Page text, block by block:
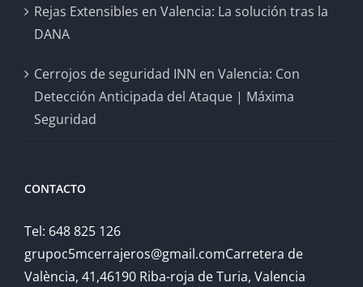
Rejas Extensibles en Valencia: La solución tras la
DANA
Cerrojos de seguridad INN en Valencia: Con
Detección Anticipada del Ataque | Máxima
Seguridad
CONTACTO
Tel: 648 825 126
grupoc5mcerrajeros@gmail.comCarretera de
València, 41,46190 Riba-roja de Turia, Valencia